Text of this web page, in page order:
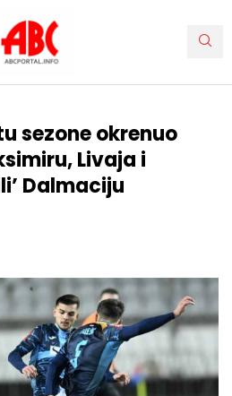
sezone okrenuo
Livaja i
Dalmaciju